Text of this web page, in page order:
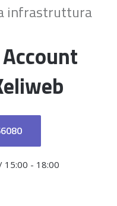
infrastruttura
15:00 - 18:00